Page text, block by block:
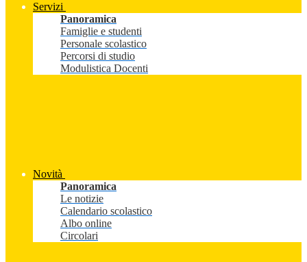
Servizi
Panoramica
Famiglie e studenti
Personale scolastico
Percorsi di studio
Modulistica Docenti
Novità
Panoramica
Le notizie
Calendario scolastico
Albo online
Circolari